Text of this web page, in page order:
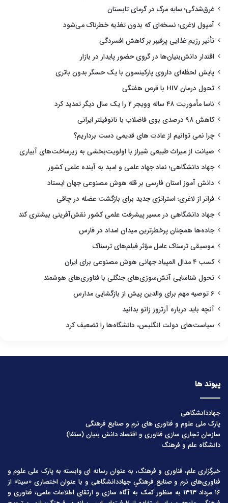
غرق‌شدگی؛ سایه مرگ در گرمای تابستان
آمپول لاغری؛ نسخه‌ای که بدون تغذیه خطرناک می‌شود
تأثیر رژیم غذایی پرفیبر بر کاهش افسردگی
اقتدار دانش‌بنیان‌ها در گروی حضور پایدار در بازار
پایش لحظه‌ای داروی پارکینسون با یک حسگر بدون باتری
تحول درمان HIV با قرص هفتگی
ناسا مأموریت ۴۸ ساله وویجر ۲ را یک سال دیگر تمدید کرد
کاهش ۹۸ درصدی بوی فاضلاب با نانوفیلتر ایرانی
چرا نمی توانیم از عادت های قدیمی دست برداریم؟
صیانت از میراث طبیعی شیراز با اولویت‌بخشی به زیرساخت‌های آبیاری
جهاد دانشگاهی؛ نماد جهاد علمی و امید به آینده علمی کشور
دانش آموز استان فارسی بر قله هوش مصنوعی جهان ایستاد
فراتر از لاغری؛ استراتژی جدید برای بازگشت عضله در چاقی
جهاد دانشگاهی در مسیر پیشرفت علمی کشور نقش‌آفرینی بیشتری کند
جاده‌ها همچنان پرخطرترین میدان امداد در فارس
موسیقی ترسناک عامل مؤثر فیلم‌های ترسناک
کسب ۴ مدال المپیاد جهانی هوش مصنوعی برای ایران
تحول شناسایی آتش‌سوزی‌های جنگلی با فناوری‌های هوشمند
۶ توصیه مهم برای والدین پیش از بازگشایی مدارس
آنچه باید درباره آرتروز زانو بدانید
سیاست‌های دولت انگلیس، دانشگاه‌ها را تضعیف کرد
پیوند ها
جهاددانشگاهی
پارک ملی علوم و فناوری های نرم و صنایع فرهنگی
سازمان تجاری سازی فناوری و اقتصاد دانش بنیان (ستفا)
دانشگاه علم و فرهنگ
خبرگزاری علم، فناوری و فرهنگ، به عنوان رسانه ای وابسته به پارک ملی علوم و
فناوری‌های نرم و صنایع فرهنگیِ جهاددانشگاهی و با عنوان اختصاری «سینا» از
۱۶ مرداد ۱۳۹۳ به منظور کمک به آگاه سازی و ارتقای اطلاعات علمی، فناوری و